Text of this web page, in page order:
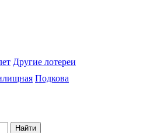
Другие лотереи
Подкова
Найти